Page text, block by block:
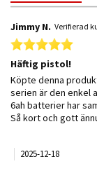
Jimmy N. Verifierad
5.0
Häftig pistol!
Review by Jimmy N.
review stating
Köpte denna
serien är den enkel
6ah batterier har
Så kort och gott
2025-12-18